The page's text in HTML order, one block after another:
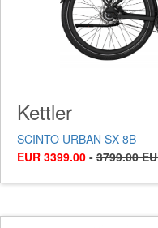
Kettler
SCINTO URBAN SX 8B
EUR 3399.00 - 3799.00